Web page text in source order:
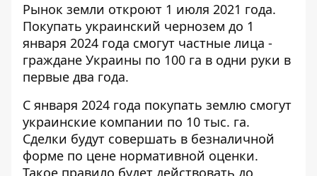
Рынок земли откроют 1 июля 2021 года.
Покупать украинский чернозем до 1
января 2024 года смогут частные лица -
граждане Украины по 100 га в одни руки в
первые два года.
С января 2024 года покупать землю смогут
украинские компании по 10 тыс. га.
Сделки будут совершать в безналичной
форме по цене нормативной оценки.
Такое правило будет действовать до